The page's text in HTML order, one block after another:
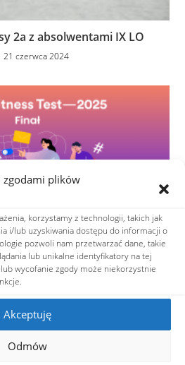
zgodami plików
korzystamy z technologii, takich jak
i/lub uzyskiwania dostępu do informacji o
pozwoli nam przetwarzać dane, takie
lub unikalne identyfikatory na tej
wycofanie zgody może niekorzystnie
Akceptuję
Odmów
2a z absolwentami IX LO
21 czerwca 2024
wśród laureatów IT Fitness
Test 2025
29 listopada 2025
KOR, listopad 2016
21 listopada 2016